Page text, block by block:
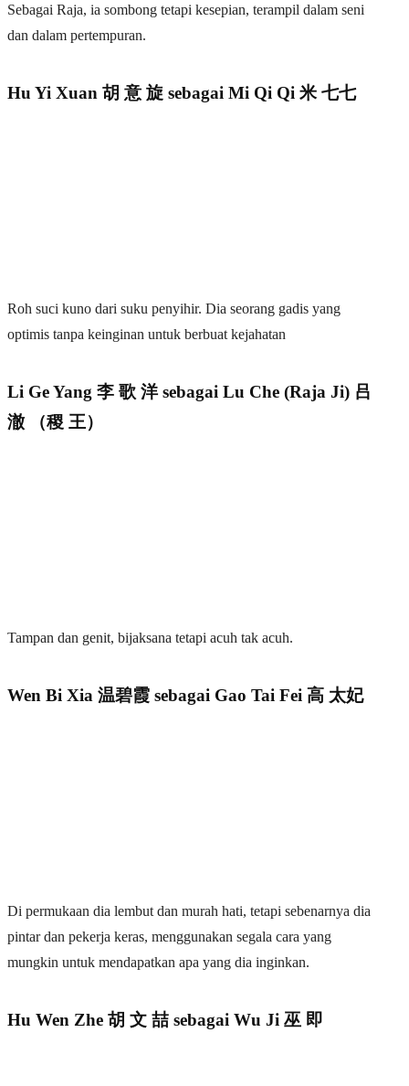
Sebagai Raja, ia sombong tetapi kesepian, terampil dalam seni
dan dalam pertempuran.
Hu Yi Xuan 胡 意 旋 sebagai Mi Qi Qi 米 七七
Roh suci kuno dari suku penyihir. Dia seorang gadis yang
optimis tanpa keinginan untuk berbuat kejahatan
Li Ge Yang 李 歌 洋 sebagai Lu Che (Raja Ji) 吕
澈 （稷 王）
Tampan dan genit, bijaksana tetapi acuh tak acuh.
Wen Bi Xia 温碧霞 sebagai Gao Tai Fei 高 太妃
Di permukaan dia lembut dan murah hati, tetapi sebenarnya dia
pintar dan pekerja keras, menggunakan segala cara yang
mungkin untuk mendapatkan apa yang dia inginkan.
Hu Wen Zhe 胡 文 喆 sebagai Wu Ji 巫 即